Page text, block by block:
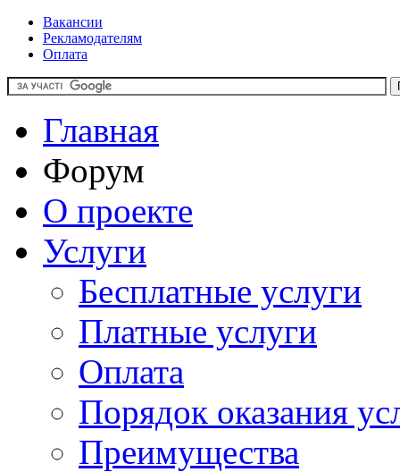
Вакансии
Рекламодателям
Оплата
Главная
Форум
О проекте
Услуги
Бесплатные услуги
Платные услуги
Оплата
Порядок оказания
Преимущества